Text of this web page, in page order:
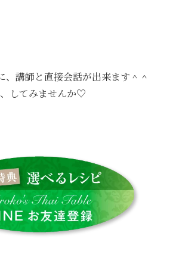
講師と直接会話が出来ます＾＾
してみませんか♡